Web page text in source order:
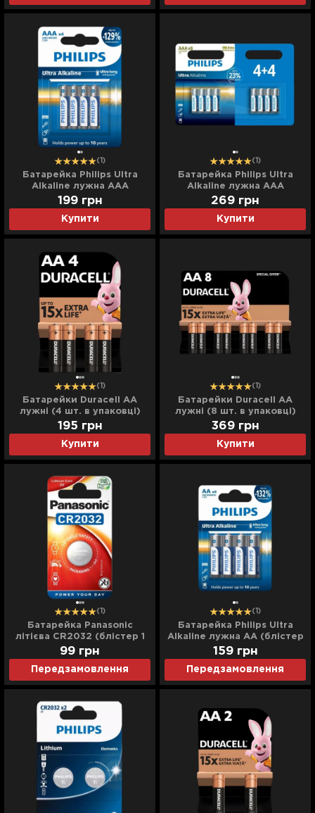
(1)
Батарейка Philips Ultra
Alkaline лужна AAA
(блістер 4 шт)
Купити
199 грн
(1)
Батарейка Philips Ultra
Alkaline лужна AAA
(блістер 8 шт)
Купити
269 грн
(1)
Батарейки Duracell AA
лужні (4 шт. в упаковці)
Купити
195 грн
(1)
Батарейки Duracell AA
лужні (8 шт. в упаковці)
Купити
369 грн
(1)
Батарейка Panasonic
літієва CR2032 (блістер 1
шт)
Передзамовлення
99 грн
(1)
Батарейка Philips Ultra
Alkaline лужна AA (блістер
4 шт)
Передзамовлення
159 грн